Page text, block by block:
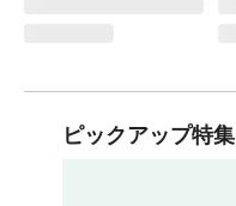
ピックアップ特集